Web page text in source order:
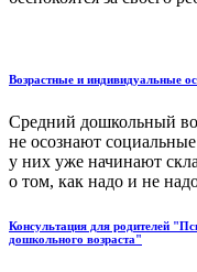
Возрастные и индивидуальные
Средний дошкольный
не осознают
у них уже начинают
о том, как надо и не
Консультация для родителей
дошкольного возраста"